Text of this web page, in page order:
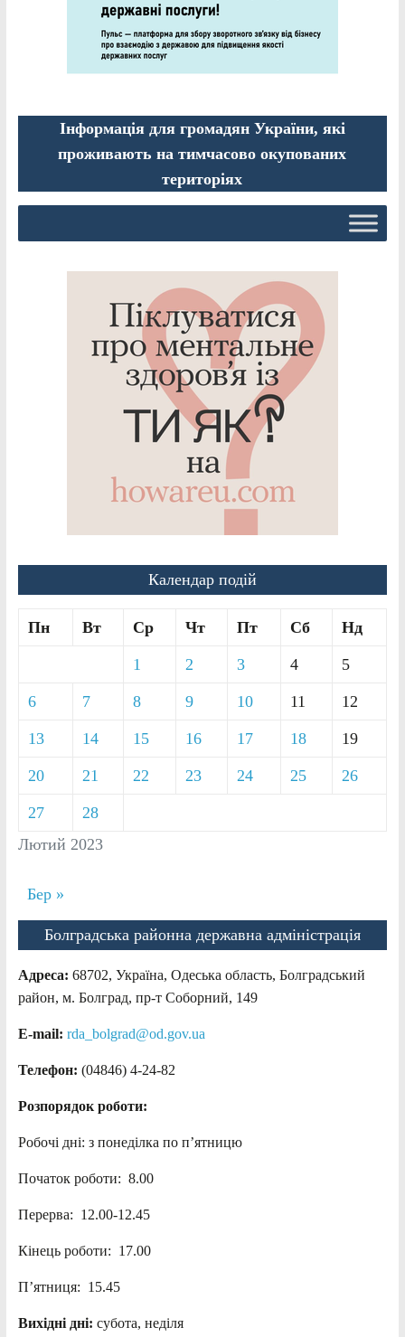
Інформація для громадян України, які
проживають на тимчасово окупованих
територіях
Календар подій
Лютий 2023
Пн Вт Ср Чт Пт Сб Нд
1 2 3 4 5
6 7 8 9 10 11 12
13 14 15 16 17 18 19
20 21 22 23 24 25 26
27 28
Бер »
Болградська районна державна адміністрація
Адреса: 68702, Україна, Одеська область, Болградський
район, м. Болград, пр-т Соборний, 149
E-mail: rda_bolgrad@od.gov.ua
Телефон: (04846) 4-24-82
Розпорядок роботи:
Робочі дні: з понеділка по п’ятницю
Початок роботи: 8.00
Перерва: 12.00-12.45
Кінець роботи: 17.00
П’ятниця: 15.45
Вихідні дні: субота, неділя